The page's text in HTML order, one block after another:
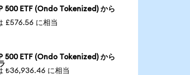
500 ETF (Ondo Tokenized) から
£576.56 に相当
500 ETF (Ondo Tokenized) から
₺36,936.46 に相当